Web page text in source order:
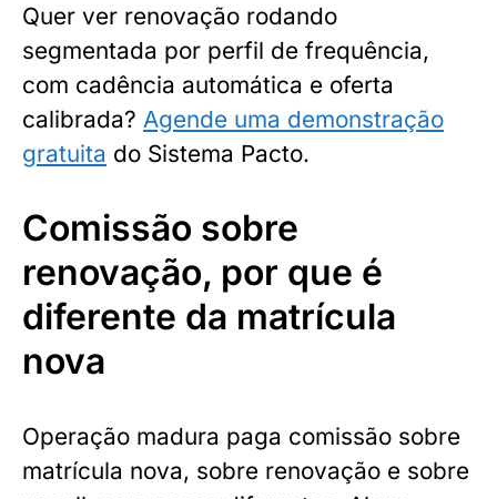
Quer ver renovação rodando
segmentada por perfil de frequência,
com cadência automática e oferta
calibrada? Agende uma demonstração
gratuita do Sistema Pacto.
Comissão sobre
renovação, por que é
diferente da matrícula
nova
Operação madura paga comissão sobre
matrícula nova, sobre renovação e sobre